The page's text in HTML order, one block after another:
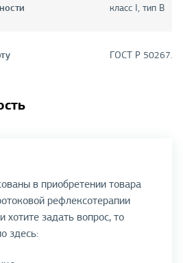
класс I, тип B
ГОСТ Р 50267.0
в приобретении товара
рефлексотерапии
задать вопрос, то
здесь: